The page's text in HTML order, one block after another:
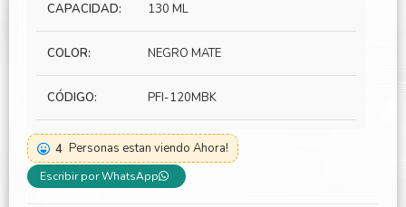
CAPACIDAD: 130 ML
COLOR: NEGRO MATE
CÓDIGO: PFI-120MBK
4 Personas estan viendo Ahora!
Escribir por WhatsApp